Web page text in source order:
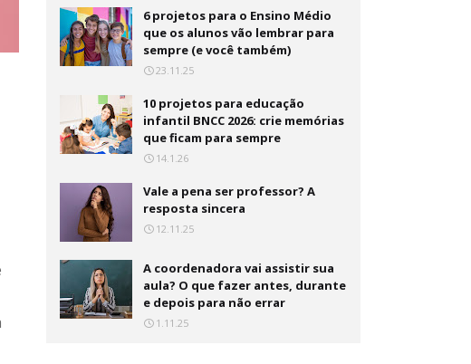
6 projetos para o Ensino Médio
que os alunos vão lembrar para
sempre (e você também)
23.11.25
10 projetos para educação
infantil BNCC 2026: crie memórias
que ficam para sempre
14.1.26
Vale a pena ser professor? A
resposta sincera
12.11.25
A coordenadora vai assistir sua
aula? O que fazer antes, durante
e depois para não errar
1.11.25